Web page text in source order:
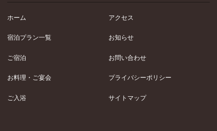
ホーム
宿泊プラン一覧
ご宿泊
お料理・ご宴会
ご入浴
アクセス
お知らせ
お問い合わせ
プライバシーポリシー
サイトマップ